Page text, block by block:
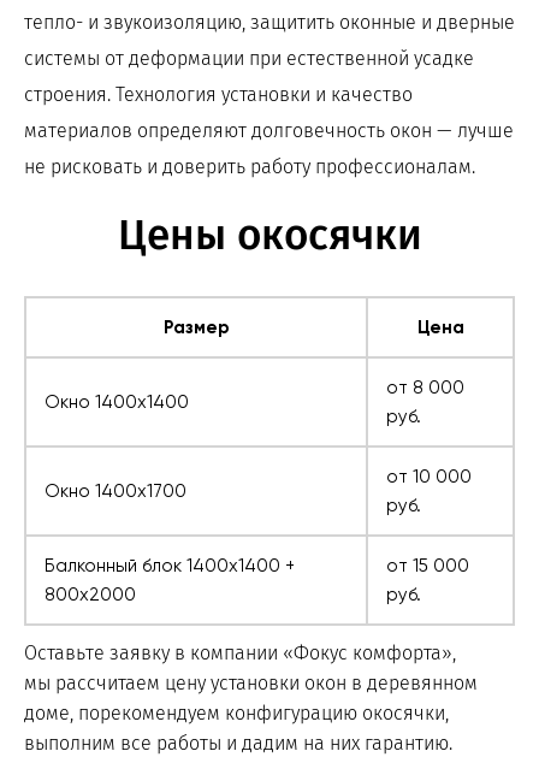
тепло- и звукоизоляцию, защитить оконные и дверные
системы от деформации при естественной усадке
строения. Технология установки и качество
материалов определяют долговечность окон — лучше
не рисковать и доверить работу профессионалам.
Цены окосячки
Размер Цена
Окно 1400х1400
от 8 000
руб.
Окно 1400х1700
от 10 000
руб.
Балконный блок 1400х1400 +
800х2000
от 15 000
руб.
Оставьте заявку в компании «Фокус комфорта»,
мы рассчитаем цену установки окон в деревянном
доме, порекомендуем конфигурацию окосячки,
выполним все работы и дадим на них гарантию.